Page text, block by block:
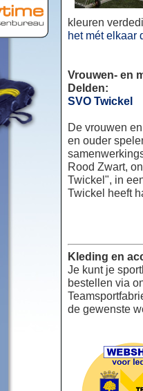
kleuren
het mét elkaar
Vrouwen- en
Delden:
SVO Twickel
De vrouwen
en ouder
Rood Zwart,
Twickel", in
Twickel heeft
Kleding en
Je kunt je
bestellen via
de gewenste